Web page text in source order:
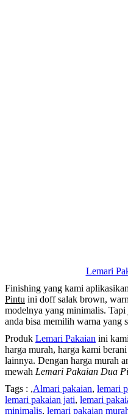
Lemari
Finishing yang kami
Pintu ini doff salak brown,
modelnya yang minimalis.
anda bisa memilih warna yang
Produk Lemari Pakaian ini
harga murah, harga kami
lainnya. Dengan harga murah
mewah Lemari Pakaian Dua
Tags : ,Almari pakaian, lemari
lemari pakaian jati, lemari
minimalis, lemari pakaian